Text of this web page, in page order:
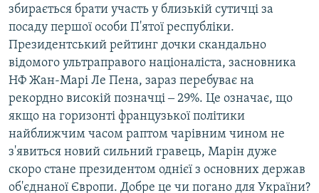
збирається брати участь у близькій сутичці за
посаду першої особи П'ятої республіки.
Президентський рейтинг дочки скандально
відомого ультраправого націоналіста, засновника
НФ Жан-Марі Ле Пена, зараз перебуває на
рекордно високій позначці ‒ 29%. Це означає, що
якщо на горизонті французької політики
найближчим часом раптом чарівним чином не
з'явиться новий сильний гравець, Марін дуже
скоро стане президентом однієї з основних держав
об'єднаної Європи. Добре це чи погано для України?